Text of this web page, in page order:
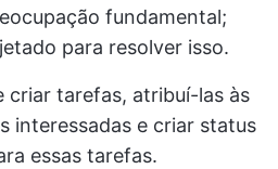
fundamental;
para resolver isso.
criar tarefas, atribuí-las às
interessadas e criar status
essas tarefas.